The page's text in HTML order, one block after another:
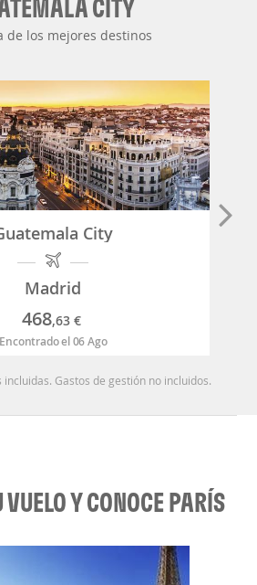
CITY
de los mejores destinos
City
Madrid
468,63 €
Encontrado el 06 Ago
incluidas. Gastos de gestión no incluidos.
Y CONOCE PARÍS